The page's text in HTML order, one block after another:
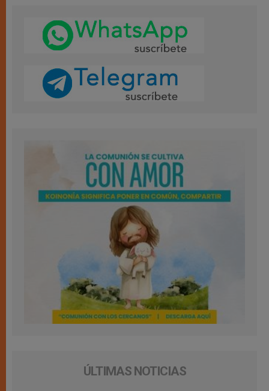
ÚLTIMAS NOTICIAS